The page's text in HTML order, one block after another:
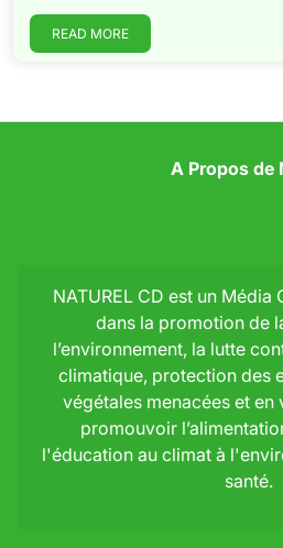
READ MORE
A Propos de
NATUREL CD est un
dans la promotion de
l’environnement, la lutte
climatique, protection des
végétales menacées et
promouvoir
l'éducation au climat à
santé.